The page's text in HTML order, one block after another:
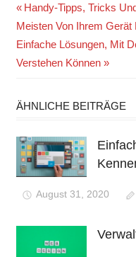
Vorheriger
Beitrag:
Handy-Tipps, Tricks
Meisten Von Ihrem Gerät
Nächster
Beitrag:
Einfache Lösungen, Mit
Verstehen Können
ÄHNLICHE BEITRÄGE
August 31, 2020